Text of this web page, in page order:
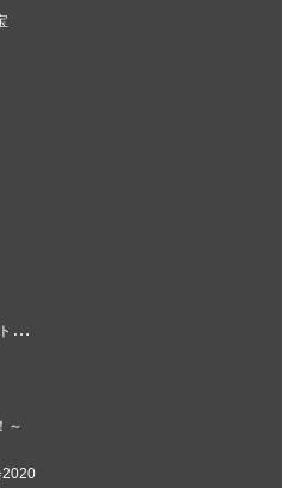
～
2020